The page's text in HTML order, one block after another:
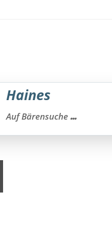
Haines
Auf Bärensuche...